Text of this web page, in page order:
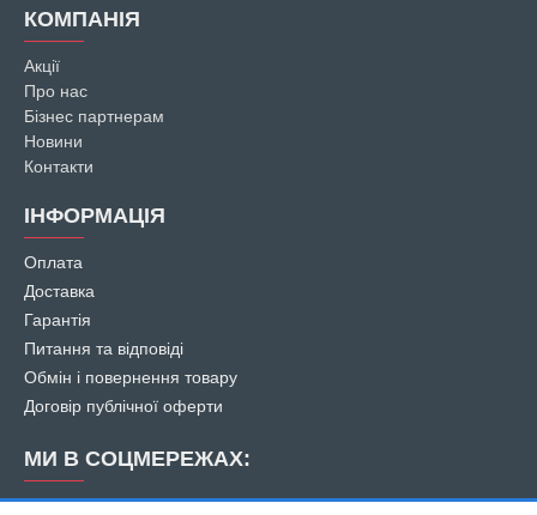
КОМПАНІЯ
Акції
Про нас
Бізнес партнерам
Новини
Контакти
ІНФОРМАЦІЯ
Оплата
Доставка
Гарантія
Питання та відповіді
Обмін і повернення товару
Договір публічної оферти
МИ В СОЦМЕРЕЖАХ: